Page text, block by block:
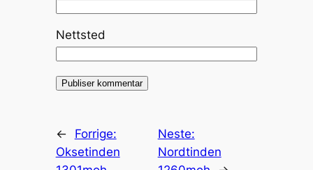
Nettsted
←
Forrige:
Oksetinden
Neste:
Nordtinden